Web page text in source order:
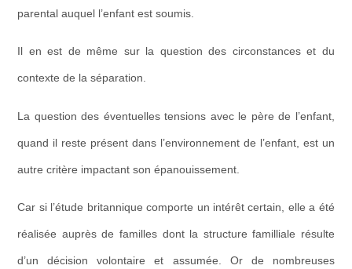
parental auquel l’enfant est soumis.
Il en est de même sur la question des circonstances et du
contexte de la séparation.
La question des éventuelles tensions avec le père de l’enfant,
quand il reste présent dans l’environnement de l’enfant, est un
autre critère impactant son épanouissement.
Car si l’étude britannique comporte un intérêt certain, elle a été
réalisée auprès de familles dont la structure familliale résulte
d’un décision volontaire et assumée. Or de nombreuses